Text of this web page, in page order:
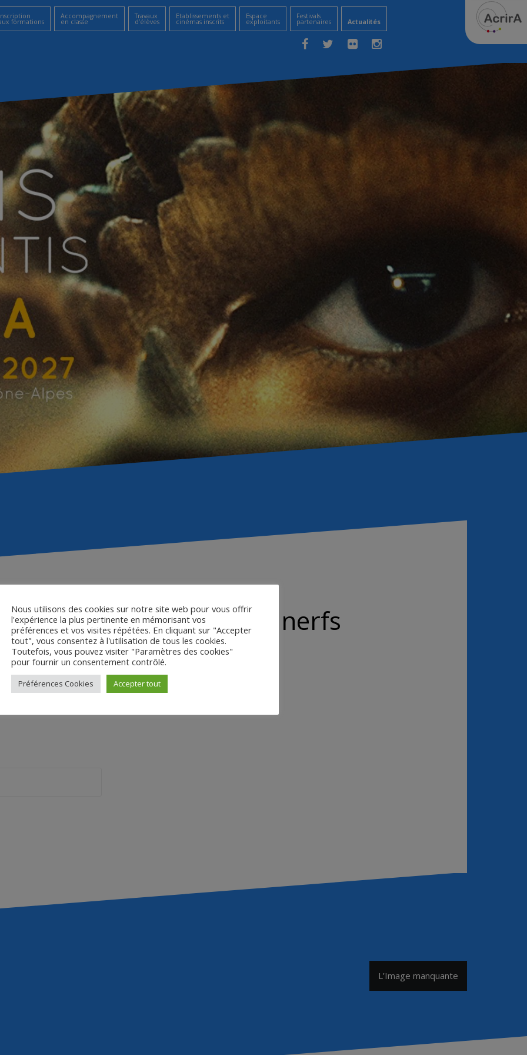
formations
Accompagnement
en classe
Travaux
d’élèves
Etablissements et
cinémas inscrits
Espace
exploitants
Festivals
partenaires Actualités
au bord de la crise de nerfs
de
L’Image manquante
Nous utilisons des cookies sur notre site web pour vous offrir
l'expérience la plus pertinente en mémorisant vos
préférences et vos visites répétées. En cliquant sur "Accepter
tout", vous consentez à l'utilisation de tous les cookies.
Toutefois, vous pouvez visiter "Paramètres des cookies"
pour fournir un consentement contrôlé.
Préférences Cookies Accepter tout